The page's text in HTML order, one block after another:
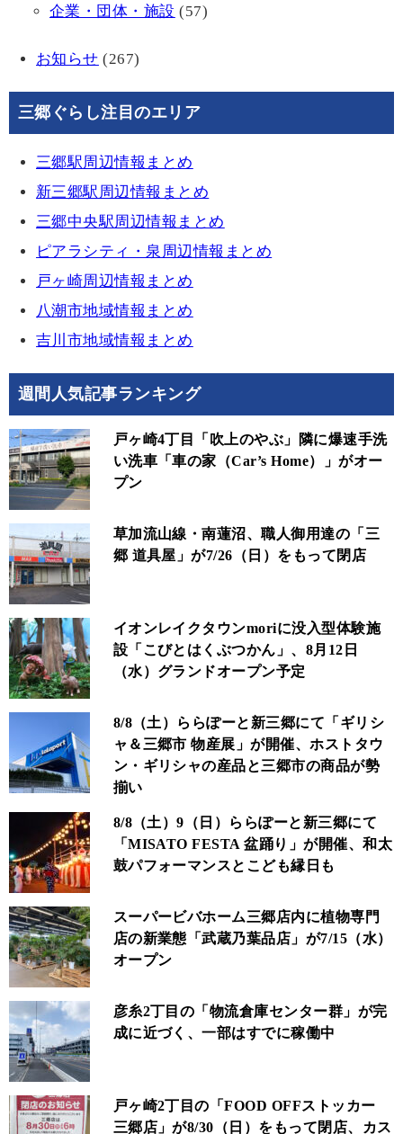
企業・団体・施設 (57)
お知らせ (267)
三郷ぐらし注目のエリア
三郷駅周辺情報まとめ
新三郷駅周辺情報まとめ
三郷中央駅周辺情報まとめ
ピアラシティ・泉周辺情報まとめ
戸ヶ崎周辺情報まとめ
八潮市地域情報まとめ
吉川市地域情報まとめ
週間人気記事ランキング
戸ヶ崎4丁目「吹上のやぶ」隣に爆速手洗
い洗車「車の家（Car’s Home）」がオー
プン
草加流山線・南蓮沼、職人御用達の「三
郷 道具屋」が7/26（日）をもって閉店
イオンレイクタウンmoriに没入型体験施
設「こびとはくぶつかん」、8月12日
（水）グランドオープン予定
8/8（土）ららぽーと新三郷にて「ギリシ
ャ＆三郷市 物産展」が開催、ホストタウ
ン・ギリシャの産品と三郷市の商品が勢
揃い
8/8（土）9（日）ららぽーと新三郷にて
「MISATO FESTA 盆踊り」が開催、和太
鼓パフォーマンスとこども縁日も
スーパービバホーム三郷店内に植物専門
店の新業態「武蔵乃葉品店」が7/15（水）
オープン
彦糸2丁目の「物流倉庫センター群」が完
成に近づく、一部はすでに稼働中
戸ヶ崎2丁目の「FOOD OFFストッカー
三郷店」が8/30（日）をもって閉店、カス